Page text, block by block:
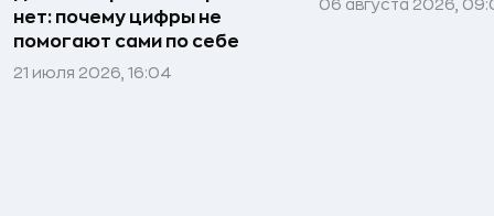
нет: почему цифры не
помогают сами по себе
21 июля 2026, 16:04
06 августа 2026,